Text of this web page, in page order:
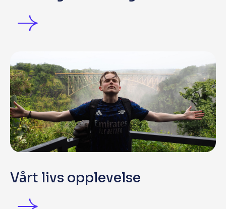
Vårt livs opplevelse